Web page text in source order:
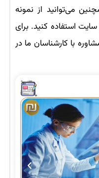
می‌توانید از نمونه
استفاده کنید. برای
با کارشناسان ما در